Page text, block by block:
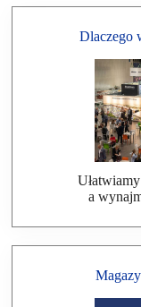
Dlaczego
a